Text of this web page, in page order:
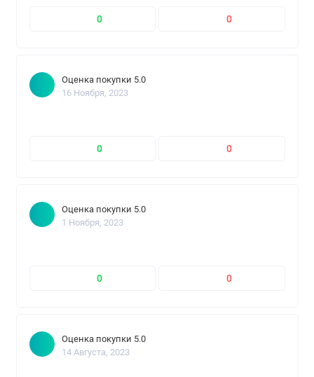
0 0
Оценка покупки 5.0
16 Ноября, 2023
0 0
Оценка покупки 5.0
1 Ноября, 2023
0 0
Оценка покупки 5.0
14 Августа, 2023